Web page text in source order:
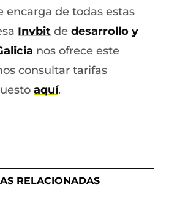
encarga de todas estas
Invbit de desarrollo y
nos ofrece este
consultar tarifas
aquí.
RELACIONADAS